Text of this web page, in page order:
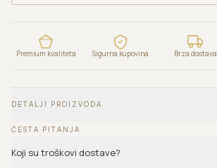
Premium kvaliteta Sigurna kupovina Brza dostava
DETALJI PROIZVODA
ČESTA PITANJA
Koji su troškovi dostave?